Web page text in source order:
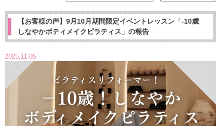
【お客様の声】9月10月期間限定イベントレッスン「-10歳
しなやかボティメイクピラティス」の報告
2025.11.05
エビデンス
お客様の声
インストラクターのメッセージ
会社案内
指導員育成コース